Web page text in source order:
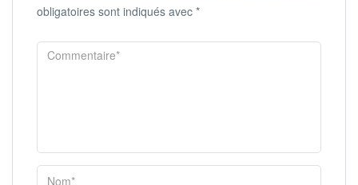
obligatoires sont indiqués avec *